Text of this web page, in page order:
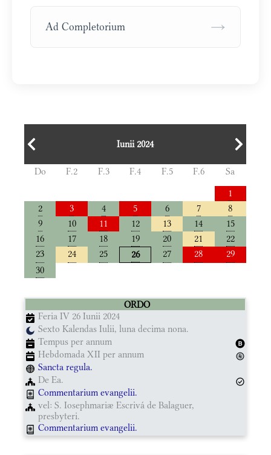
Ad Completorium →
Iunii 2024
Do F.2 F.3 F.4 F.5 F.6
Sa
1
2
3 4 5 6 7
8
9
10 11 12 13 14
15
16
17 18 19 20 21
22
23
24 25 26 27 28
29
30
ORDO
Feria IV 26 Iunii 2024
Sexto Kalendas Iulii, luna decima nona.
Tempus per annum
Hebdomada XII per annum
Sancta regula.
De Ea.
Commentarium evangelii.
vel: S. Iosephmariæ Escrivá de Balaguer,
presbyteri.
Commentarium evangelii.